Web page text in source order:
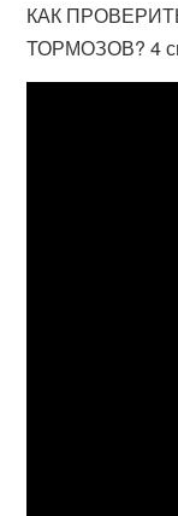
КАК
ТОРМОЗОВ? 4